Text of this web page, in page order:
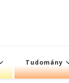
Tudomány